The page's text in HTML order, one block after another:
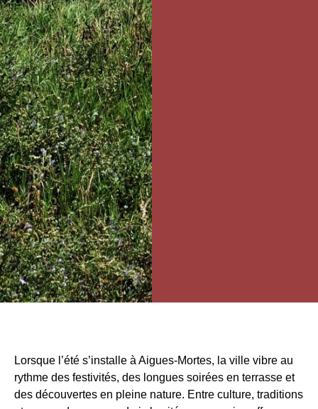
Lorsque l’été s’installe à Aigues-Mortes, la ville vibre au
rythme des festivités, des longues soirées en terrasse et
des découvertes en pleine nature. Entre culture, traditions